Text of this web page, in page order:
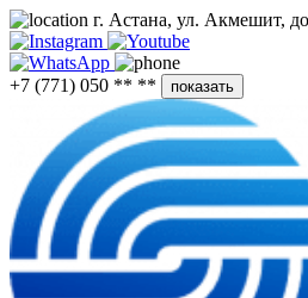
г. Астана, ул. Акмешит,
+7 (771) 050 ** ** показать